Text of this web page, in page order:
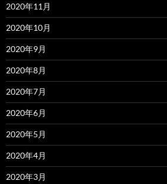
2020年11月
2020年10月
2020年9月
2020年8月
2020年7月
2020年6月
2020年5月
2020年4月
2020年3月